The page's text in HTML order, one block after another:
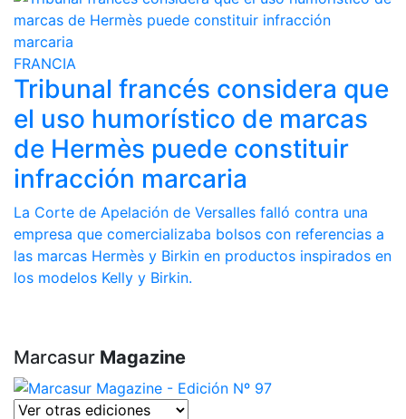
FRANCIA
Tribunal francés considera que
el uso humorístico de marcas
de Hermès puede constituir
infracción marcaria
La Corte de Apelación de Versalles falló contra una
empresa que comercializaba bolsos con referencias a
las marcas Hermès y Birkin en productos inspirados en
los modelos Kelly y Birkin.
Marcasur Magazine